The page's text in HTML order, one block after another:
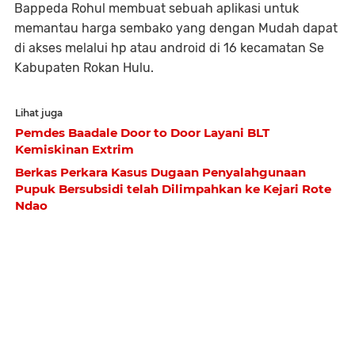
Bappeda Rohul membuat sebuah aplikasi untuk
memantau harga sembako yang dengan Mudah dapat
di akses melalui hp atau android di 16 kecamatan Se
Kabupaten Rokan Hulu.
Lihat juga
Pemdes Baadale Door to Door Layani BLT
Kemiskinan Extrim
Berkas Perkara Kasus Dugaan Penyalahgunaan
Pupuk Bersubsidi telah Dilimpahkan ke Kejari Rote
Ndao